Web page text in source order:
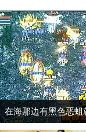
在海那边有黑色恶蛆